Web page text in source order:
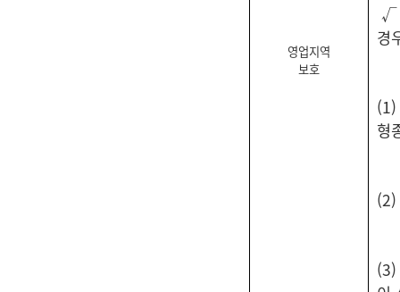
영업지역
보호
√
경
(1)
형
(2)
(3)